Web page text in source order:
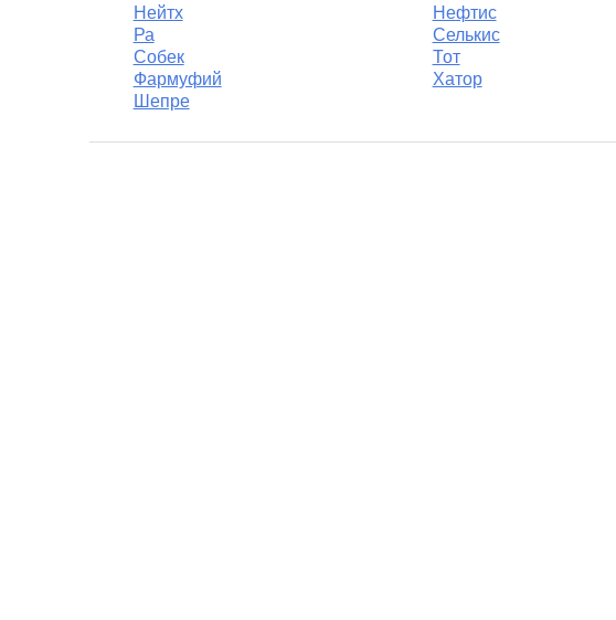
Нейтх
Нефтис
Ра
Селькис
Собек
Тот
Фармуфий
Хатор
Шепре